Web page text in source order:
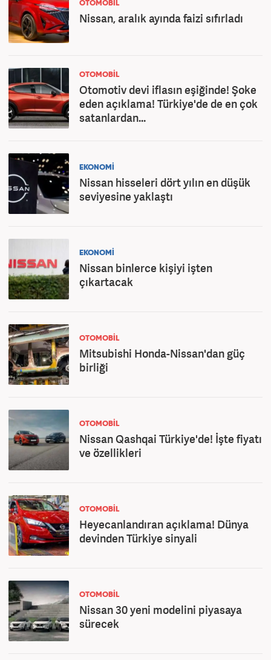
OTOMOBİL
Nissan, aralık ayında faizi sıfırladı
OTOMOBİL
Otomotiv devi iflasın eşiğinde! Şoke
eden açıklama! Türkiye'de de en çok
satanlardan...
EKONOMİ
Nissan hisseleri dört yılın en düşük
seviyesine yaklaştı
EKONOMİ
Nissan binlerce kişiyi işten
çıkartacak
OTOMOBİL
Mitsubishi Honda-Nissan'dan güç
birliği
OTOMOBİL
Nissan Qashqai Türkiye'de! İşte fiyatı
ve özellikleri
OTOMOBİL
Heyecanlandıran açıklama! Dünya
devinden Türkiye sinyali
OTOMOBİL
Nissan 30 yeni modelini piyasaya
sürecek